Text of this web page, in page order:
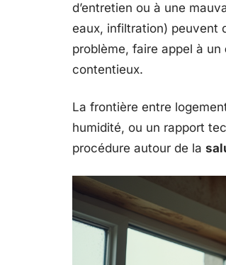
d’entretien ou à une
eaux, infiltration) peuvent
problème, faire appel à un
contentieux.
La frontière entre
humidité, ou un rapport
procédure autour de la